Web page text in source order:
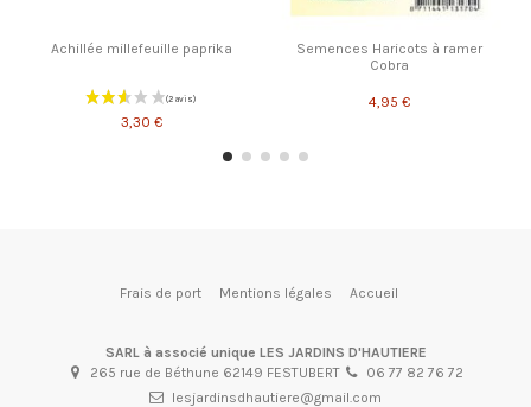
Achillée millefeuille paprika
3,30 €
Semences Haricots à ramer
Cobra
4,95 €
Frais de port Mentions légales Accueil
SARL à associé unique LES JARDINS D'HAUTIERE
265 rue de Béthune 62149 FESTUBERT
06 77 82 76 72
lesjardinsdhautiere@gmail.com